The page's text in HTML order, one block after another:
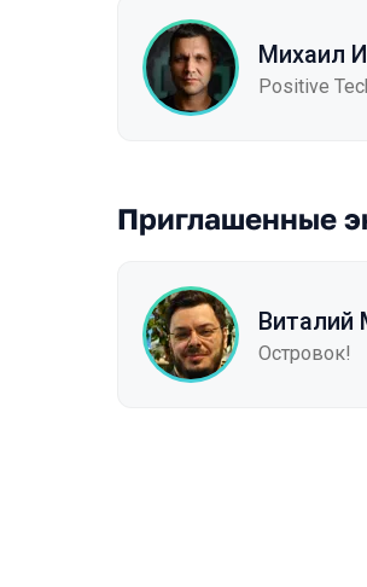
Михаил
Positive
Приглашенные
Виталий
Островок!